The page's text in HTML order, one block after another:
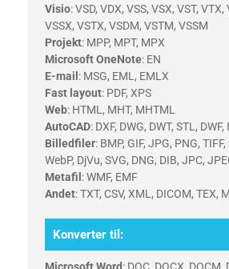
Visio: VSD, VDX, VSS, VSX, VST, VTX,
VSSX, VSTX, VSDM, VSTM, VSSM
Projekt: MPP, MPT, MPX
Microsoft OneNote: EN
E-mail : MSG, EML, EMLX
Fast layout: PDF, XPS
Web: HTML, MHT, MHTML
AutoCAD: DXF, DWG, DWT, STL, DWF,
Billedfiler: BMP, GIF, JPG, PNG,
WebP, DjVu, SVG, DNG, DIB, JPC,
Metafil : WMF, EMF
Andet: TXT, CSV, XML, DICOM, TEX,
Konverter til: